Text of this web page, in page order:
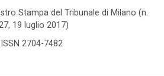
Stampa del Tribunale di Milano (n.
19 luglio 2017)
ISSN 2704-7482